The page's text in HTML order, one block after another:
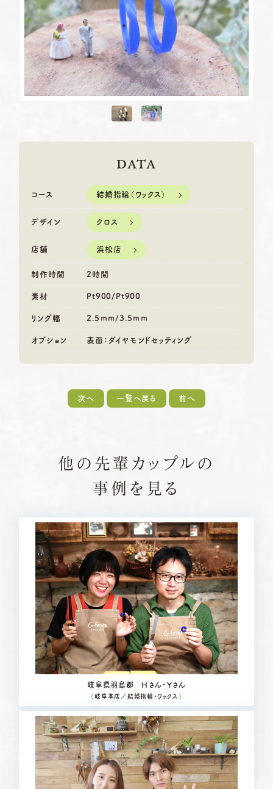
DATA
コース 結婚指輪（ワックス）
デザイン クロス
店舗 浜松店
制作時間 2時間
素材 Pt900/Pt900
リング幅 2.5ｍｍ/3.5ｍｍ
オプション 表面：ダイヤモンドセッティング
次へ 一覧へ戻る 前へ
他の先輩カップルの
事例を見る
岐阜県羽島郡 Ｈさん・Ｙさん
（岐阜本店 ／結婚指輪・ワックス）